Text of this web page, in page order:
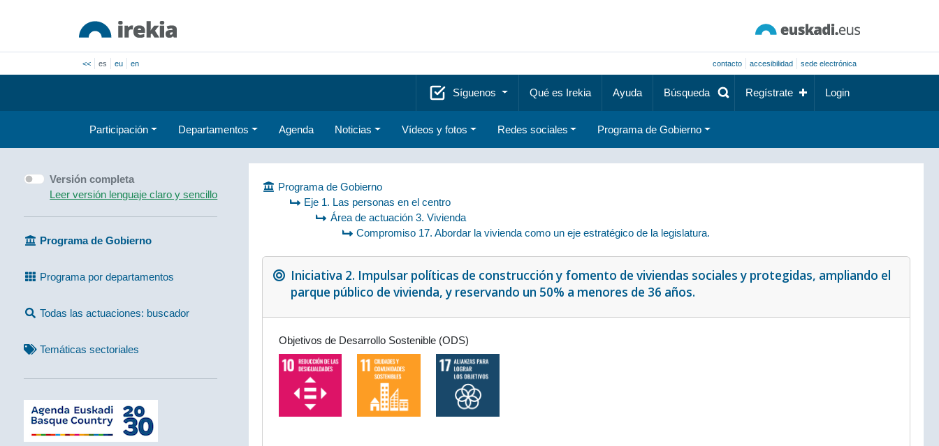
<< es eu en contacto accesibilidad sede electrónica
Síguenos Qué es Irekia Ayuda Búsqueda Regístrate Login
Participación Departamentos Agenda Noticias Vídeos y fotos Redes sociales Programa de Gobierno
Versión completa
Leer versión lenguaje claro y sencillo
Programa de Gobierno
Programa por departamentos
Todas las actuaciones: buscador
Temáticas sectoriales
Programa de Gobierno
Eje 1. Las personas en el centro
Área de actuación 3. Vivienda
Compromiso 17. Abordar la vivienda como un eje estratégico de la legislatura.
Iniciativa 2. Impulsar políticas de construcción y fomento de viviendas sociales y protegidas, ampliando el
parque público de vivienda, y reservando un 50% a menores de 36 años.
Objetivos de Desarrollo Sostenible (ODS)